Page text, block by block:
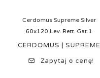
Cerdomus Supreme Silver
60x120 Lev. Rett. Gat.1
CERDOMUS | SUPREME
Zapytaj o cenę!